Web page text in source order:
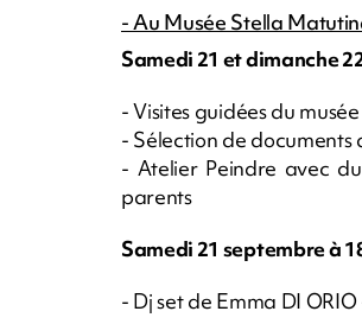
- Au Musée Stella
Samedi 21 et dimanche
- Visites guidées du
- Sélection de
- Atelier Peindre avec
parents
Samedi 21 septembre à
- Dj set de Emma DI